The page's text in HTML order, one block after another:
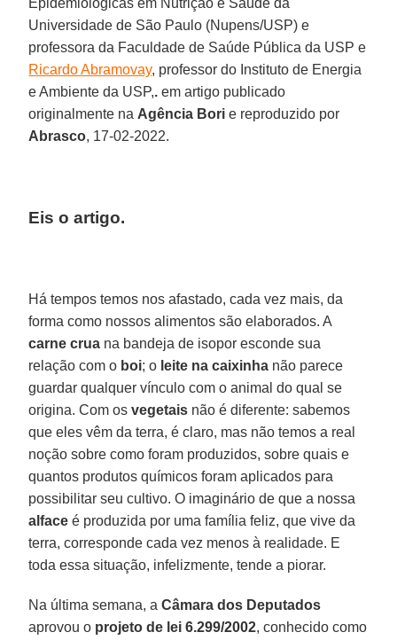
Universidade de São Paulo (Nupens/USP) e
professora da Faculdade de Saúde Pública da USP e
Ricardo Abramovay, professor do Instituto de Energia
e Ambiente da USP,. em artigo publicado
originalmente na Agência Bori e reproduzido por
Abrasco, 17-02-2022.
Eis o artigo.
Há tempos temos nos afastado, cada vez mais, da
forma como nossos alimentos são elaborados. A
carne crua na bandeja de isopor esconde sua
relação com o boi; o leite na caixinha não parece
guardar qualquer vínculo com o animal do qual se
origina. Com osvegetais não é diferente: sabemos
que eles vêm da terra, é claro, mas não temos a real
noção sobre como foram produzidos, sobre quais e
quantos produtos químicos foram aplicados para
possibilitar seu cultivo. O imaginário de que a nossa
alface é produzida por uma família feliz, que vive da
terra, corresponde cada vez menos à realidade. E
toda essa situação, infelizmente, tende a piorar.
Na última semana, aCâmara dos Deputados
aprovou o projeto de lei ​​6.299/2002, conhecido como